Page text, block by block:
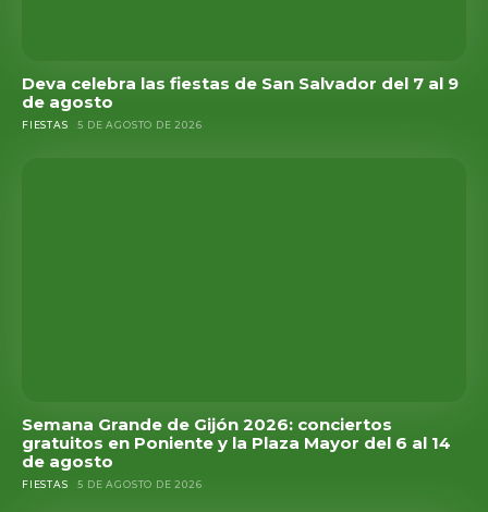
Deva celebra las fiestas de San Salvador del 7 al 9
de agosto
FIESTAS 5 DE AGOSTO DE 2026
Semana Grande de Gijón 2026: conciertos
gratuitos en Poniente y la Plaza Mayor del 6 al 14
de agosto
FIESTAS 5 DE AGOSTO DE 2026